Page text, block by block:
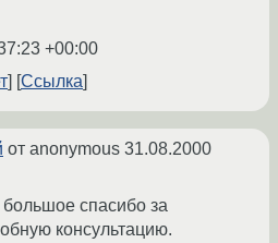
+00:00
Ссылка
от anonymous 31.08.2000
спасибо за
консультацию.